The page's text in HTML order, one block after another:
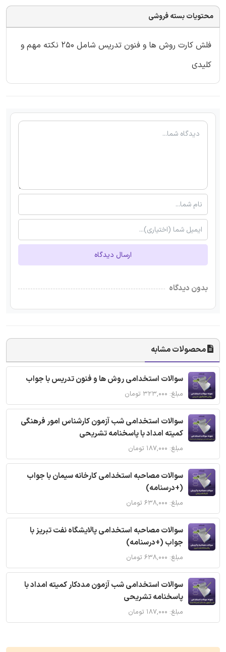
محتویات بسته فروشی
فلش کارت روش ها و فنون تدریس شامل 250 نکته مهم و
کلیدی
ارسال دیدگاه
بدون دیدگاه
محصولات مشابه
سوالات استخدامی روش ها و فنون تدریس با جواب
مبلغ: ۳۲۳,۰۰۰ تومان
سوالات استخدامی شب آزمون کارشناس امور فرهنگی
کمیته امداد با پاسخنامه تشریحی
مبلغ: ۱۸۷,۰۰۰ تومان
سوالات مصاحبه استخدامی کارخانه سیمان با جواب
(+درسنامه)
مبلغ: ۶۳۸,۰۰۰ تومان
سوالات مصاحبه استخدامی پالایشگاه نفت تبریز با
جواب (+درسنامه)
مبلغ: ۶۳۸,۰۰۰ تومان
سوالات استخدامی شب آزمون مددکار کمیته امداد با
پاسخنامه تشریحی
مبلغ: ۱۸۷,۰۰۰ تومان